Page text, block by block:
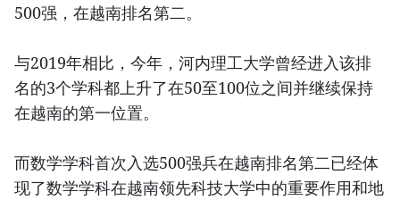
500强，在越南排名第二。
与2019年相比，今年，河内理工大学曾经进入该排
名的3个学科都上升了在50至100位之间并继续保持
在越南的第一位置。
而数学学科首次入选500强兵在越南排名第二已经体
现了数学学科在越南领先科技大学中的重要作用和地